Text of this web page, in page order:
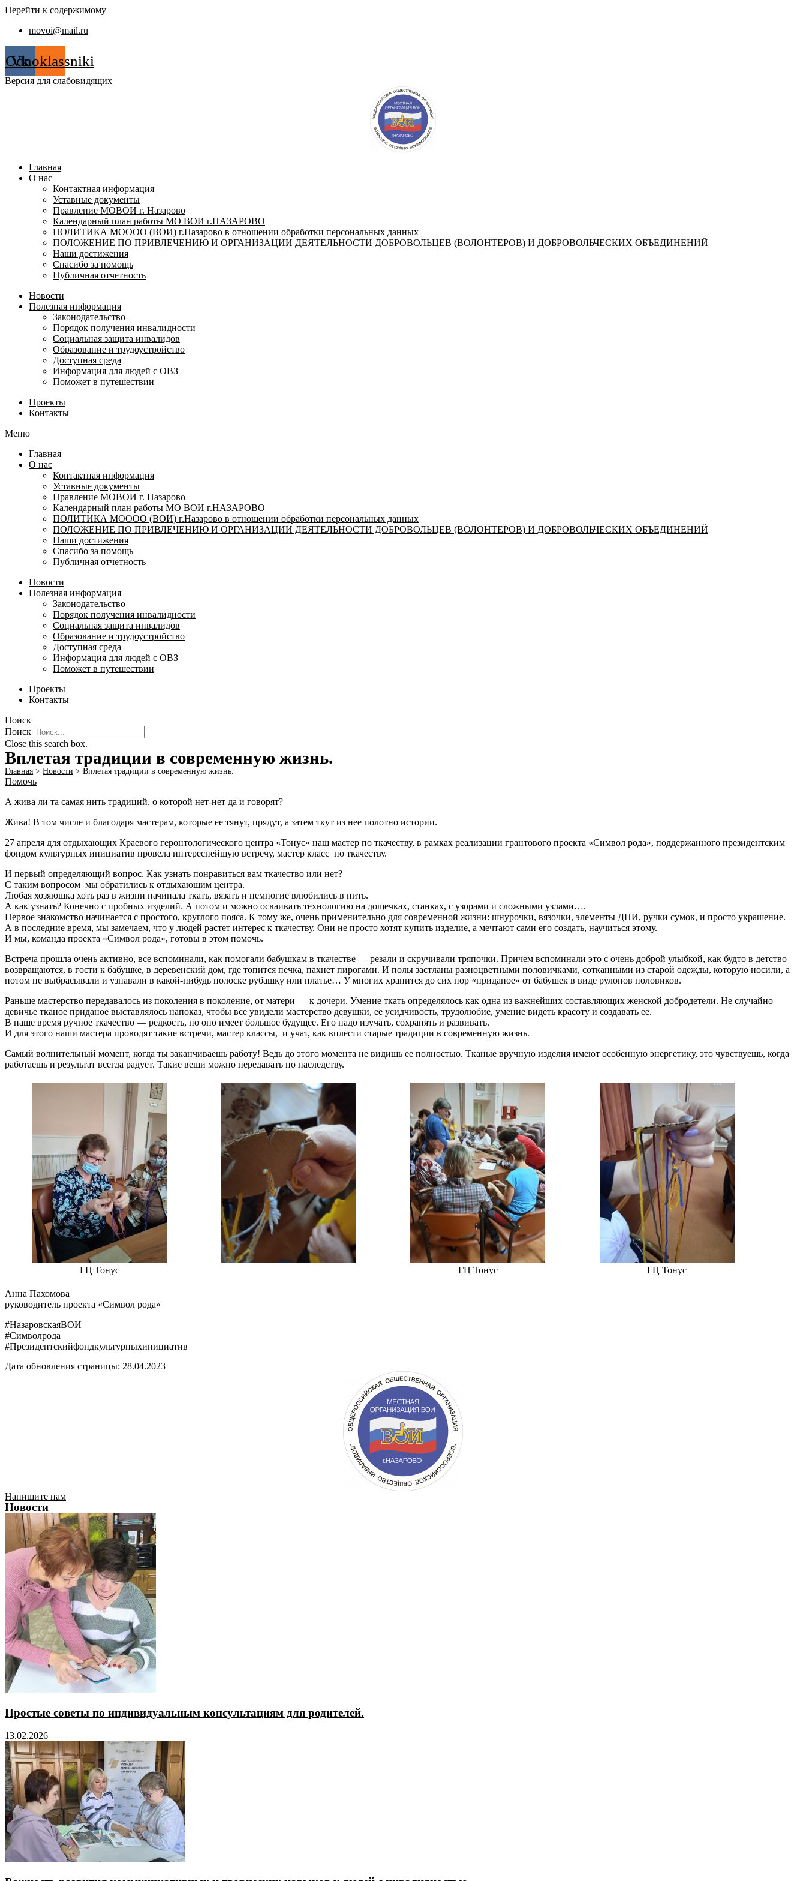
Перейти к содержимому
movoi@mail.ru
Vk
Odnoklassniki
Версия для слабовидящих
Главная
О нас
Контактная информация
Уставные документы
Правление МОВОИ г. Назарово
Календарный план работы МО ВОИ г.НАЗАРОВО
ПОЛИТИКА МОООО (ВОИ) г.Назарово в отношении обработки персональных данных
ПОЛОЖЕНИЕ ПО ПРИВЛЕЧЕНИЮ И ОРГАНИЗАЦИИ ДЕЯТЕЛЬНОСТИ ДОБРОВОЛЬЦЕВ (ВОЛОНТЕРОВ) И ДОБРОВОЛЬЧЕСКИХ ОБЪЕДИНЕНИЙ
Наши достижения
Спасибо за помощь
Публичная отчетность
Новости
Полезная информация
Законодательство
Порядок получения инвалидности
Социальная защита инвалидов
Образование и трудоустройство
Доступная среда
Информация для людей с ОВЗ
Поможет в путешествии
Проекты
Контакты
Меню
Главная
О нас
Контактная информация
Уставные документы
Правление МОВОИ г. Назарово
Календарный план работы МО ВОИ г.НАЗАРОВО
ПОЛИТИКА МОООО (ВОИ) г.Назарово в отношении обработки персональных данных
ПОЛОЖЕНИЕ ПО ПРИВЛЕЧЕНИЮ И ОРГАНИЗАЦИИ ДЕЯТЕЛЬНОСТИ ДОБРОВОЛЬЦЕВ (ВОЛОНТЕРОВ) И ДОБРОВОЛЬЧЕСКИХ ОБЪЕДИНЕНИЙ
Наши достижения
Спасибо за помощь
Публичная отчетность
Новости
Полезная информация
Законодательство
Порядок получения инвалидности
Социальная защита инвалидов
Образование и трудоустройство
Доступная среда
Информация для людей с ОВЗ
Поможет в путешествии
Проекты
Контакты
Поиск
Поиск
Close this search box.
Вплетая традиции в современную жизнь.
Главная > Новости > Вплетая традиции в современную жизнь.
Помочь
А жива ли та самая нить традиций, о которой нет-нет да и говорят?
Жива! В том числе и благодаря мастерам, которые ее тянут, прядут, а затем ткут из нее полотно истории.
27 апреля для отдыхающих Краевого геронтологического центра «Тонус» наш мастер по ткачеству, в рамках реализации грантового проекта «Символ рода», поддержанного президентским
фондом культурных инициатив провела интереснейшую встречу, мастер класс по ткачеству.
И первый определяющий вопрос. Как узнать понравиться вам ткачество или нет?
С таким вопросом мы обратились к отдыхающим центра.
Любая хозяюшка хоть раз в жизни начинала ткать, вязать и немногие влюбились в нить.
А как узнать? Конечно с пробных изделий. А потом и можно осваивать технологию на дощечках, станках, с узорами и сложными узлами….
Первое знакомство начинается с простого, круглого пояса. К тому же, очень применительно для современной жизни: шнурочки, вязочки, элементы ДПИ, ручки сумок, и просто украшение.
А в последние время, мы замечаем, что у людей растет интерес к ткачеству. Они не просто хотят купить изделие, а мечтают сами его создать, научиться этому.
И мы, команда проекта «Символ рода», готовы в этом помочь.
Встреча прошла очень активно, все вспоминали, как помогали бабушкам в ткачестве — резали и скручивали тряпочки. Причем вспоминали это с очень доброй улыбкой, как будто в детство
возвращаются, в гости к бабушке, в деревенский дом, где топится печка, пахнет пирогами. И полы застланы разноцветными половичками, сотканными из старой одежды, которую носили, а
потом не выбрасывали и узнавали в какой-нибудь полоске рубашку или платье… У многих хранится до сих пор «приданое» от бабушек в виде рулонов половиков.
Раньше мастерство передавалось из поколения в поколение, от матери — к дочери. Умение ткать определялось как одна из важнейших составляющих женской добродетели. Не случайно
девичье тканое приданое выставлялось напоказ, чтобы все увидели мастерство девушки, ее усидчивость, трудолюбие, умение видеть красоту и создавать ее.
В наше время ручное ткачество — редкость, но оно имеет большое будущее. Его надо изучать, сохранять и развивать.
И для этого наши мастера проводят такие встречи, мастер классы, и учат, как вплести старые традиции в современную жизнь.
Самый волнительный момент, когда ты заканчиваешь работу! Ведь до этого момента не видишь ее полностью. Тканые вручную изделия имеют особенную энергетику, это чувствуешь, когда
работаешь и результат всегда радует. Такие вещи можно передавать по наследству.
ГЦ Тонус ГЦ Тонус ГЦ Тонус
Анна Пахомова
руководитель проекта «Символ рода»
#НазаровскаяВОИ
#Символрода
#Президентскийфондкультурныхинициатив
Дата обновления страницы: 28.04.2023
Напишите нам
Новости
Простые советы по индивидуальным консультациям для родителей.
13.02.2026